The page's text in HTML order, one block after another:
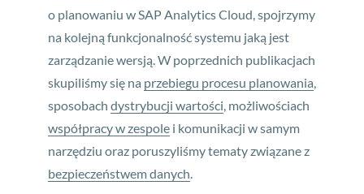
o planowaniu w SAP Analytics Cloud, spojrzymy
na kolejną funkcjonalność systemu jaką jest
zarządzanie wersją. W poprzednich publikacjach
skupiliśmy się na przebiegu procesu planowania
sposobach dystrybucji wartości , możliwościach
współpracy w zespole i komunikacji w samym
narzędziu oraz poruszyliśmy tematy związane z
bezpieczeństwem danych